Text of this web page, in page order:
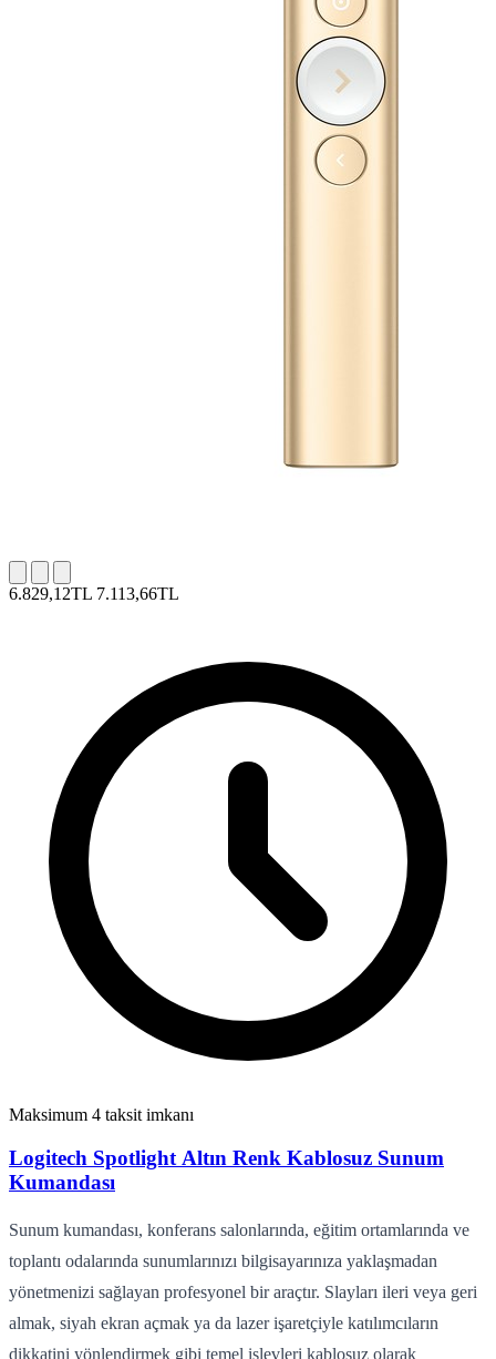
6.829,12TL 7.113,66TL
Maksimum 4 taksit imkanı
Logitech Spotlight Altın Renk Kablosuz Sunum
Kumandası
Sunum kumandası, konferans salonlarında, eğitim ortamlarında ve
toplantı odalarında sunumlarınızı bilgisayarınıza yaklaşmadan
yönetmenizi sağlayan profesyonel bir araçtır. Slayları ileri veya geri
almak, siyah ekran açmak ya da lazer işaretçiyle katılımcıların
dikkatini yönlendirmek gibi temel işlevleri kablosuz olarak